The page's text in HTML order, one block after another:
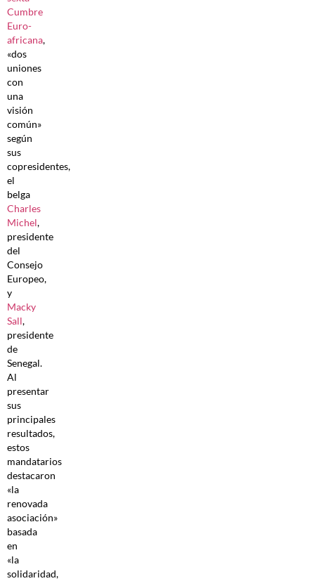
Cumbre
Euro-
africana,
«dos
uniones
con
una
visión
común»
según
sus
copresidentes,
el
belga
Charles
Michel,
presidente
del
Consejo
Europeo,
y
Macky
Sall,
presidente
de
Senegal.
Al
presentar
sus
principales
resultados,
estos
mandatarios
destacaron
«la
renovada
asociación»
basada
en
«la
solidaridad,